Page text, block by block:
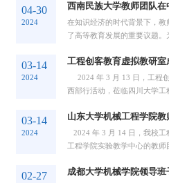
04-30
2024
西南民族大学教师团队在
在知识经济的时代背景下，
了高等教育发展的重要议题。
03-14
2024
2024 年 3 月 13 日，工程
西部行活动，莅临四川大学
03-14
2024
2024 年 3 月 14 日，我校工
工程学院实验教学中心的教师
02-27 成都大学机械学院领导